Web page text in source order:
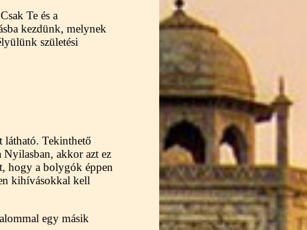
Te és a
kezdünk, melynek
születési
látható. Tekinthető
akkor azt ez
hogy a bolygók éppen
kihívásokkal kell
egy másik